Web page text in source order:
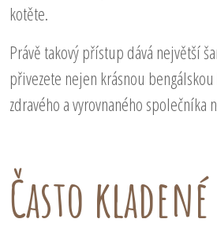
kotěte.
Právě takový přístup dává největší
přivezete nejen krásnou
zdravého a vyrovnaného společníka
Často